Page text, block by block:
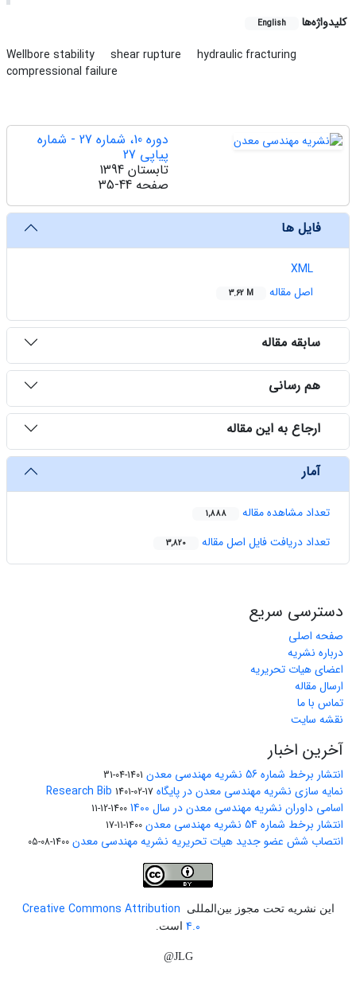
کلیدواژه‌ها English
Wellbore stability shear rupture
hydraulic fracturing
compressional failure
دوره 10، شماره 27 - شماره
پیاپی 27
تابستان 1394
صفحه 35-44
فایل ها
XML
اصل مقاله
3.62 M
سابقه مقاله
هم رسانی
ارجاع به این مقاله
آمار
تعداد مشاهده مقاله 1,888
تعداد دریافت فایل اصل مقاله 3,820
دسترسی سریع
صفحه اصلی
درباره نشریه
اعضای هیات تحریریه
ارسال مقاله
تماس با ما
نقشه سایت
آخرین اخبار
انتشار برخط شماره 56 نشریه مهندسی معدن 1401-04-31
نمایه سازی نشریه مهندسی معدن در پایگاه Research Bib 1401-02-17
اسامی داوران نشریه مهندسی معدن در سال 1400 1400-12-11
انتشار برخط شماره 54 نشریه مهندسی معدن 1400-11-17
انتصاب شش عضو جدید هیات تحریریه نشریه مهندسی معدن 1400-08-05
این نشریه تحت مجوز بین‌المللی
Creative Commons Attribution
4.0 است.
JLG@